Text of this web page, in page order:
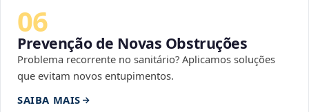
06
Prevenção de Novas Obstruções
Problema recorrente no sanitário? Aplicamos soluções
que evitam novos entupimentos.
SAIBA MAIS